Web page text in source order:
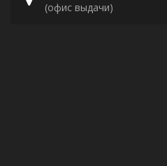
(офис выдачи)